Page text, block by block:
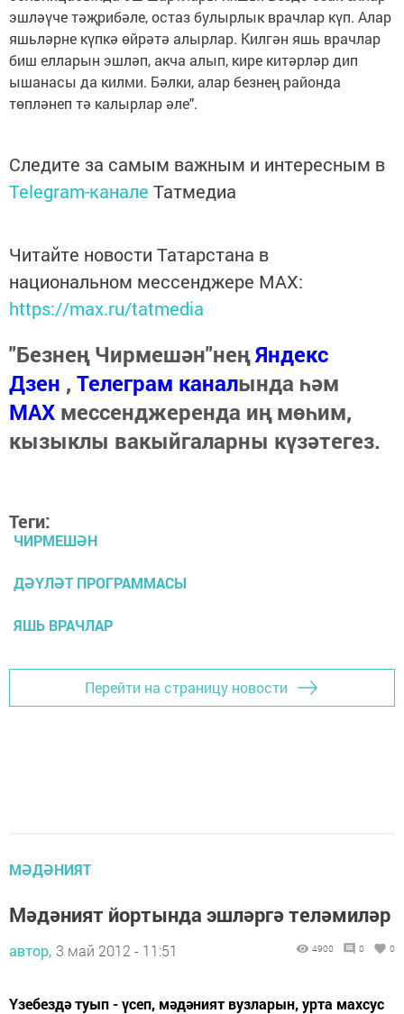
эшләүче тәҗрибәле, остаз булырлык врачлар күп. Алар
яшьләрне күпкә өйрәтә алырлар. Килгән яшь врачлар
биш елларын эшләп, акча алып, кире китәрләр дип
ышанасы да килми. Бәлки, алар безнең районда
төпләнеп тә калырлар әле".
Следите за самым важным и интересным в
Telegram-канале Татмедиа
Читайте новости Татарстана в
национальном мессенджере MАХ:
https://max.ru/tatmedia
"Безнең Чирмешән"неңЯндекс
Дзен , Телеграм каналында һәм
МАХ мессенджеренда иң мөһим,
кызыклы вакыйгаларны күзәтегез.
Теги:
ЧИРМЕШӘН
ДӘҮЛӘТ ПРОГРАММАСЫ
ЯШЬ ВРАЧЛАР
Перейти на страницу новости
МӘДӘНИЯТ
Мәдәният йортында эшләргә теләмиләр
автор, 3 май 2012 - 11:51 4900 0 0
Үзебездә туып - үсеп, мәдәният вузларын, урта махсус